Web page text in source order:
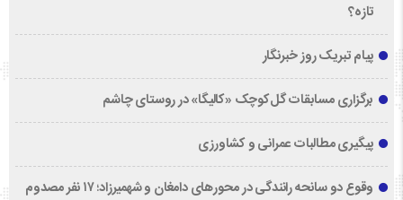
تازه؟
پیام تبریک روز خبرنگار
برگزاری مسابقات گل‌کوچک «کالیگا» در روستای چاشم
پیگیری مطالبات عمرانی و کشاورزی
وقوع دو سانحه رانندگی در محورهای دامغان و شهمیرزاد؛ ۱۷ نفر مصدوم